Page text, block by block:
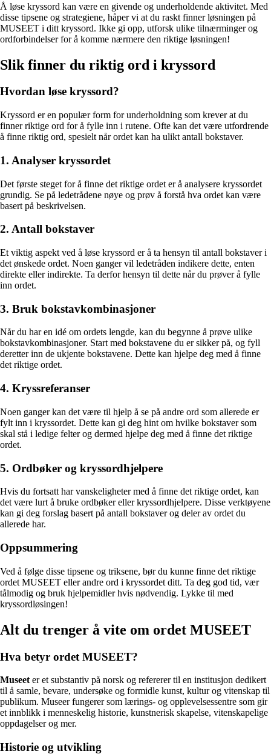
Å løse kryssord kan være en givende og underholdende aktivitet. Med
disse tipsene og strategiene, håper vi at du raskt finner løsningen på
MUSEET i ditt kryssord. Ikke gi opp, utforsk ulike tilnærminger og
ordforbindelser for å komme nærmere den riktige løsningen!
Slik finner du riktig ord i kryssord
Hvordan løse kryssord?
Kryssord er en populær form for underholdning som krever at du
finner riktige ord for å fylle inn i rutene. Ofte kan det være utfordrende
å finne riktig ord, spesielt når ordet kan ha ulikt antall bokstaver.
1. Analyser kryssordet
Det første steget for å finne det riktige ordet er å analysere kryssordet
grundig. Se på ledetrådene nøye og prøv å forstå hva ordet kan være
basert på beskrivelsen.
2. Antall bokstaver
Et viktig aspekt ved å løse kryssord er å ta hensyn til antall bokstaver i
det ønskede ordet. Noen ganger vil ledetråden indikere dette, enten
direkte eller indirekte. Ta derfor hensyn til dette når du prøver å fylle
inn ordet.
3. Bruk bokstavkombinasjoner
Når du har en idé om ordets lengde, kan du begynne å prøve ulike
bokstavkombinasjoner. Start med bokstavene du er sikker på, og fyll
deretter inn de ukjente bokstavene. Dette kan hjelpe deg med å finne
det riktige ordet.
4. Kryssreferanser
Noen ganger kan det være til hjelp å se på andre ord som allerede er
fylt inn i kryssordet. Dette kan gi deg hint om hvilke bokstaver som
skal stå i ledige felter og dermed hjelpe deg med å finne det riktige
ordet.
5. Ordbøker og kryssordhjelpere
Hvis du fortsatt har vanskeligheter med å finne det riktige ordet, kan
det være lurt å bruke ordbøker eller kryssordhjelpere. Disse verktøyene
kan gi deg forslag basert på antall bokstaver og deler av ordet du
allerede har.
Oppsummering
Ved å følge disse tipsene og triksene, bør du kunne finne det riktige
ordet MUSEET eller andre ord i kryssordet ditt. Ta deg god tid, vær
tålmodig og bruk hjelpemidler hvis nødvendig. Lykke til med
kryssordløsingen!
Alt du trenger å vite om ordet MUSEET
Hva betyr ordet MUSEET?
Museet er et substantiv på norsk og refererer til en institusjon dedikert
til å samle, bevare, undersøke og formidle kunst, kultur og vitenskap til
publikum. Museer fungerer som lærings- og opplevelsessentre som gir
et innblikk i menneskelig historie, kunstnerisk skapelse, vitenskapelige
oppdagelser og mer.
Historie og utvikling